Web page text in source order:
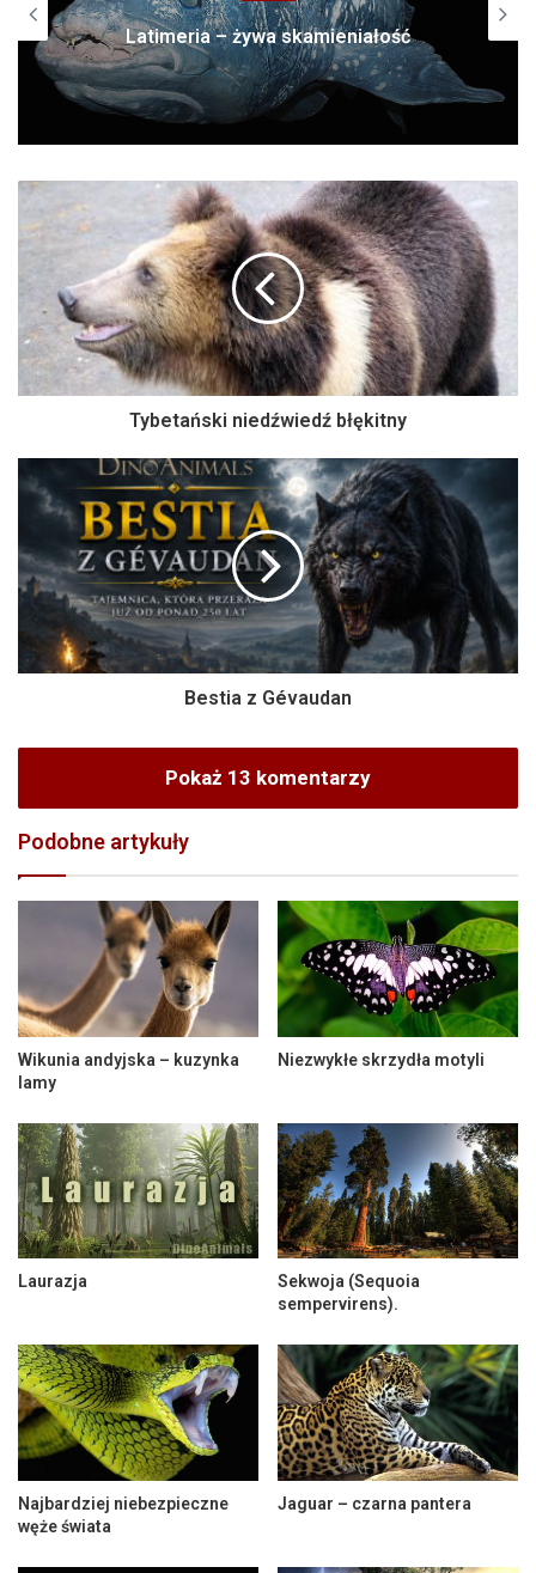
Koko – najmądrzejszy goryl świata
Tybetański niedźwiedź błękitny
Bestia z Gévaudan
Pokaż 13 komentarzy
Podobne artykuły
Wikunia andyjska – kuzynka
lamy
Niezwykłe skrzydła motyli
Laurazja
Sekwoja (Sequoia
sempervirens).
Najbardziej niebezpieczne
węże świata
Jaguar – czarna pantera